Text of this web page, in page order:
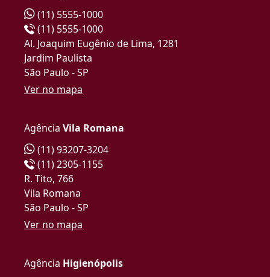
(11) 5555-1000
(11) 5555-1000
Al. Joaquim Eugênio de Lima, 1281
Jardim Paulista
São Paulo - SP
Ver no mapa
Agência Vila Romana
(11) 93207-3204
(11) 2305-1155
R. Tito, 766
Vila Romana
São Paulo - SP
Ver no mapa
Agência Higienópolis